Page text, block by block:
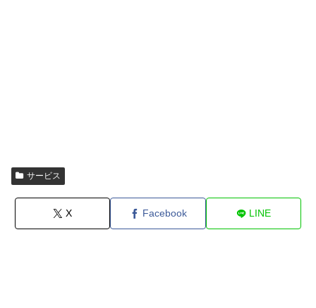
サービス
X Facebook LINE